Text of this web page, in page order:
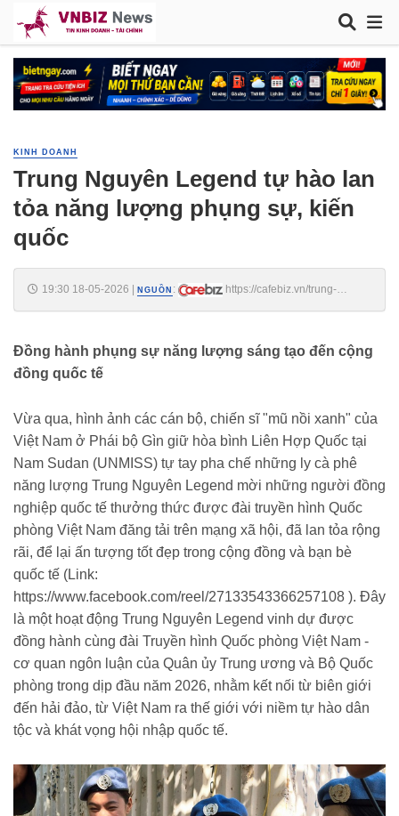
KINH DOANH
Trung Nguyên Legend tự hào lan
tỏa năng lượng phụng sự, kiến
quốc
19:30 18-05-2026 NGUỒN :
https://cafebiz.vn/trung-
Đồng hành phụng sự năng lượng sáng tạo đến cộng
đồng quốc tế
Vừa qua, hình ảnh các cán bộ, chiến sĩ "mũ nồi xanh" của
Việt Nam ở Phái bộ Gìn giữ hòa bình Liên Hợp Quốc tại
Nam Sudan (UNMISS) tự tay pha chế những ly cà phê
năng lượng Trung Nguyên Legend mời những người đồng
nghiệp quốc tế thưởng thức được đài truyền hình Quốc
phòng Việt Nam đăng tải trên mạng xã hội, đã lan tỏa rộng
rãi, để lại ấn tượng tốt đẹp trong cộng đồng và bạn bè
quốc tế (Link:
https://www.facebook.com/reel/27133543366257108 ). Đây
là một hoạt động Trung Nguyên Legend vinh dự được
đồng hành cùng đài Truyền hình Quốc phòng Việt Nam -
cơ quan ngôn luận của Quân ủy Trung ương và Bộ Quốc
phòng trong dịp đầu năm 2026, nhằm kết nối từ biên giới
đến hải đảo, từ Việt Nam ra thế giới với niềm tự hào dân
tộc và khát vọng hội nhập quốc tế.